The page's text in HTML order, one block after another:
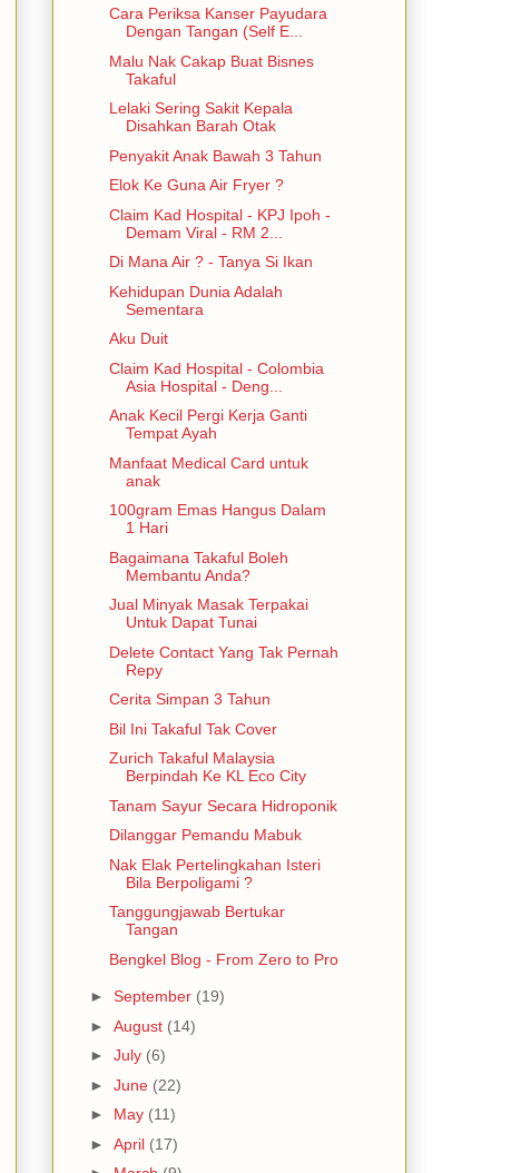
Cara Periksa Kanser Payudara
Dengan Tangan (Self E...
Malu Nak Cakap Buat Bisnes
Takaful
Lelaki Sering Sakit Kepala
Disahkan Barah Otak
Penyakit Anak Bawah 3 Tahun
Elok Ke Guna Air Fryer ?
Claim Kad Hospital - KPJ Ipoh -
Demam Viral - RM 2...
Di Mana Air ? - Tanya Si Ikan
Kehidupan Dunia Adalah
Sementara
Aku Duit
Claim Kad Hospital - Colombia
Asia Hospital - Deng...
Anak Kecil Pergi Kerja Ganti
Tempat Ayah
Manfaat Medical Card untuk
anak
100gram Emas Hangus Dalam
1 Hari
Bagaimana Takaful Boleh
Membantu Anda?
Jual Minyak Masak Terpakai
Untuk Dapat Tunai
Delete Contact Yang Tak Pernah
Repy
Cerita Simpan 3 Tahun
Bil Ini Takaful Tak Cover
Zurich Takaful Malaysia
Berpindah Ke KL Eco City
Tanam Sayur Secara Hidroponik
Dilanggar Pemandu Mabuk
Nak Elak Pertelingkahan Isteri
Bila Berpoligami ?
Tanggungjawab Bertukar
Tangan
Bengkel Blog - From Zero to Pro
► September (19)
► August (14)
► July (6)
► June (22)
► May (11)
► April (17)